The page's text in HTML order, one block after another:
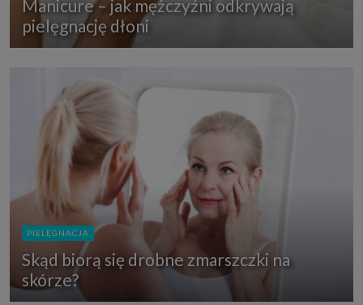
Manicure – jak mężczyźni odkrywają
pielęgnację dłoni
PIELĘGNACJA
Skąd biorą się drobne zmarszczki na
skórze?